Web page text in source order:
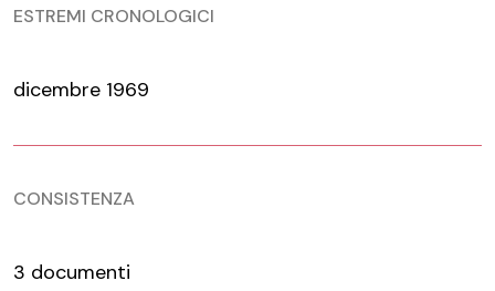
ESTREMI CRONOLOGICI
dicembre 1969
CONSISTENZA
3 documenti